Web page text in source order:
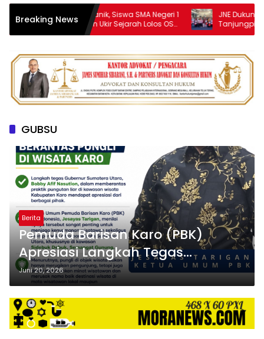
Breaking News
Baster Rapindo Manik, Siswa SMA Negeri 1
Purba Simalungun Ukir Sejarah Lolos OSN
Tingkat Nasional
JNE Dukung AIM
Tanjungpinang,
UMKM melalui
GUBSU
Berita
Pemuda Barisan Karo (PBK)
Apresiasi Langkah Tegas
Pemprov Sumut Berantas Pungli
di Wisata Karo
Juni 20, 2026